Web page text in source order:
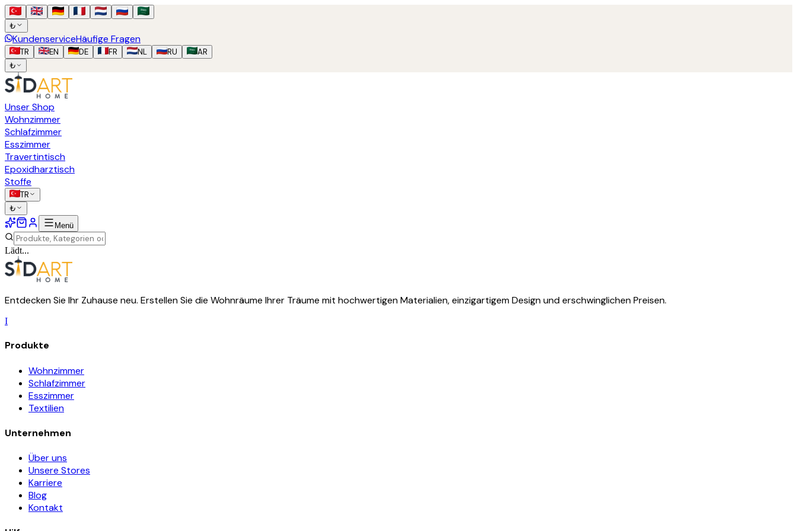
₺
KundenserviceHäufige Fragen
TR EN DE FR NL RU
AR
₺
Unser Shop
Wohnzimmer
Schlafzimmer
Esszimmer
Travertintisch
Epoxidharztisch
Stoffe
TR
₺
Menü
Lädt...
Entdecken Sie Ihr Zuhause neu. Erstellen Sie die Wohnräume Ihrer Träume mit hochwertigen Materialien, einzigartigem Design und erschwinglichen Preisen.
I
Produkte
Wohnzimmer
Schlafzimmer
Esszimmer
Textilien
Unternehmen
Über uns
Unsere Stores
Karriere
Blog
Kontakt